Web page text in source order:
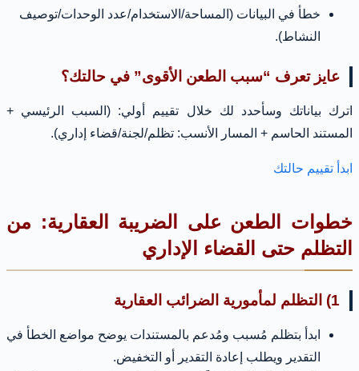
خطأ في البيانات (المساحة/الاستخدام/عدد الوحدات/توصيف
النشاط).
عايز تعرف “سبب الطعن الأقوى” في حالتك؟
اترك بياناتك وسأحدد لك خلال تقييم أولي: (السبب الرئيسي +
المستند الحاسم + المسار الأنسب: تظلم/لجنة/قضاء إداري).
ابدأ تقييم حالتك
خطوات الطعن على الضريبة العقارية: من
التظلم حتى القضاء الإداري
1) التظلم لمأمورية الضرائب العقارية
ابدأ بتظلم مُسبب ومُدعم بالمستندات يوضح مواضع الخطأ في
التقدير ويطلب إعادة التقدير أو التخفيض.